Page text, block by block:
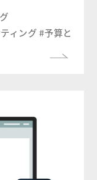
ィング #予算と